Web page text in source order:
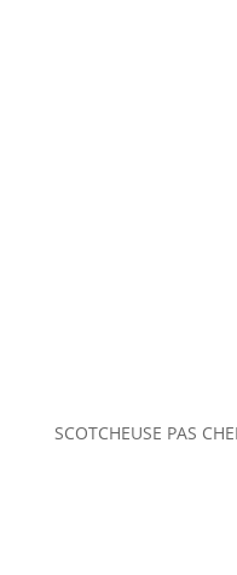
SCOTCHEUSE PAS